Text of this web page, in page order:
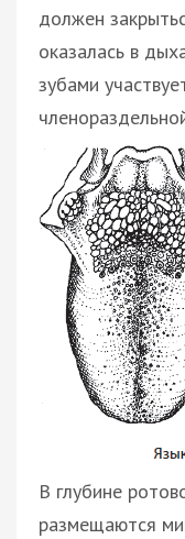
должен
оказалась в
зубами
В глубине
размещаются